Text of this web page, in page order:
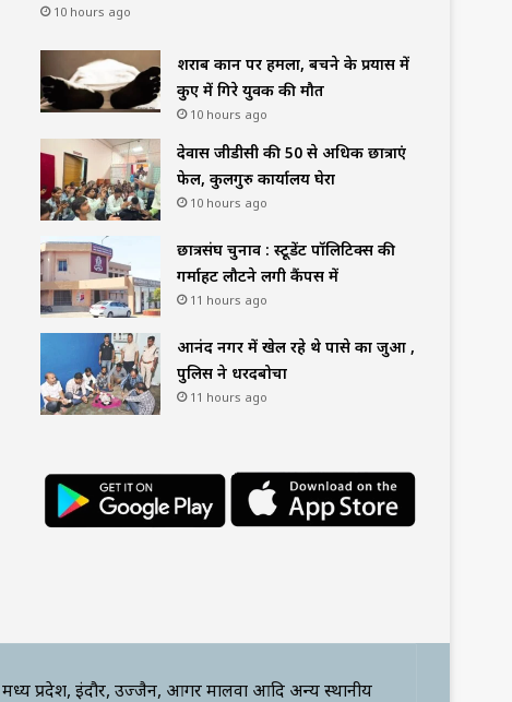
10 hours ago
शराब दुकान पर हमला, बचने के प्रयास में
कुए में गिरे युवक की मौत
10 hours ago
देवास जीडीसी की 50 से अधिक छात्राएं
फेल, कुलगुरु कार्यालय घेरा
10 hours ago
छात्रसंघ चुनाव : स्टूडेंट पॉलिटिक्स की
गर्माहट लौटने लगी कैंपस में
11 hours ago
आनंद नगर में खेल रहे थे पासे का जुआ ,
पुलिस ने धरदबोचा
11 hours ago
प्रदेश, इंदौर, उज्जैन, आगर मालवा आदि अन्य स्थानीय